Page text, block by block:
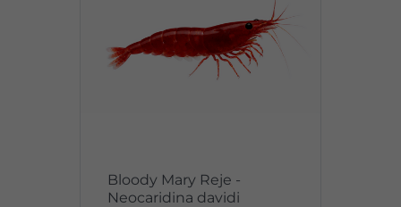
Bloody Mary Reje -
Neocaridina davidi